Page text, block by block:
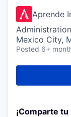
Aprende
Administration
Mexico City,
Posted 6+
¡Comparte